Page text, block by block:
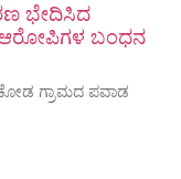
ಭೇದಿಸಿದ
ಆರೋಪಿಗಳ ಬಂಧನ
ಗ್ರಾಮದ ಪವಾಡ